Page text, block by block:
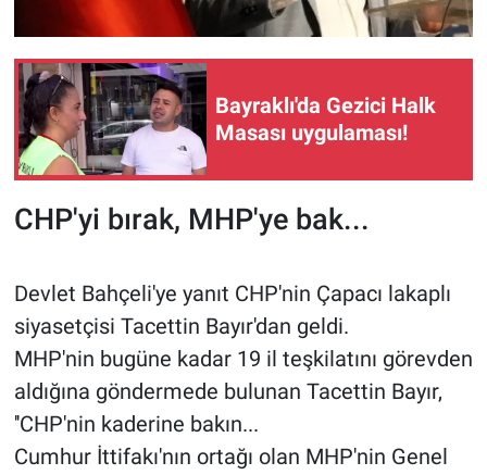
Bayraklı'da Gezici Halk
Masası uygulaması!
CHP'yi bırak, MHP'ye bak...
Devlet Bahçeli'ye yanıt CHP'nin Çapacı lakaplı
siyasetçisi Tacettin Bayır'dan geldi.
MHP'nin bugüne kadar 19 il teşkilatını görevden
aldığına göndermede bulunan Tacettin Bayır,
''CHP'nin kaderine bakın...
Cumhur İttifakı'nın ortağı olan MHP'nin Genel